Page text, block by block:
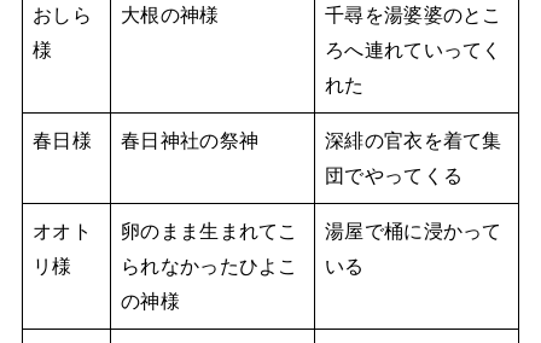
おしら
様
大根の神様
千尋を湯婆婆のとこ
ろへ連れていってく
れた
春日様 春日神社の祭神
深緋の官衣を着て集
団でやってくる
オオト
リ様
卵のまま生まれてこ
られなかったひよこ
の神様
湯屋で桶に浸かって
いる